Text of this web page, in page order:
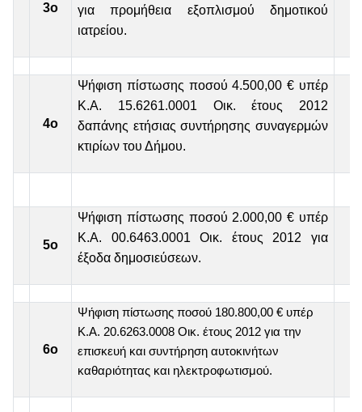
3ο
για προμήθεια εξοπλισμού δημοτικού
ιατρείου.
4ο
Ψήφιση πίστωσης ποσού 4.500,00 € υπέρ
Κ.Α. 15.6261.0001 Οικ. έτους 2012
δαπάνης ετήσιας συντήρησης συναγερμών
κτιρίων του Δήμου.
5ο
Ψήφιση πίστωσης ποσού 2.000,00 € υπέρ
Κ.Α. 00.6463.0001 Οικ. έτους 2012 για
έξοδα δημοσιεύσεων.
6ο
Ψήφιση πίστωσης ποσού 180.800,00 € υπέρ
Κ.Α. 20.6263.0008 Οικ. έτους 2012 για την
επισκευή και συντήρηση αυτοκινήτων
καθαριότητας και ηλεκτροφωτισμού.